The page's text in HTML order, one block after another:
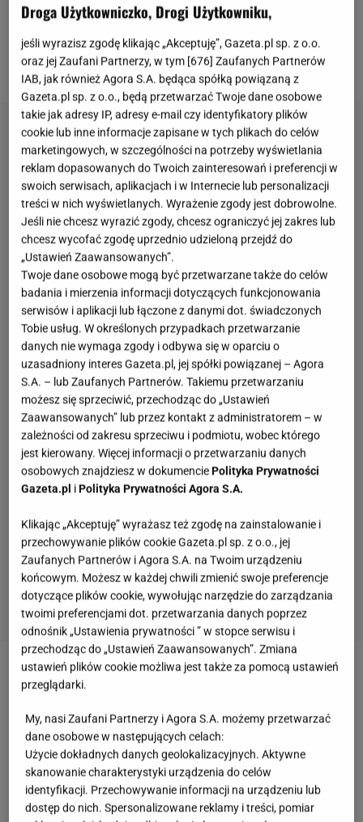
mających nietolerancję.Jak ją jeść? Jeśli szukasz
inspiracji, wypróbujprzepisnaplackizkaszy
jaglanej. Nie pożałujesz.
Zobacz wideo To nie herezja, a przepyszne kotlety.
Czy trzeba płukać kaszę jaglaną? Tak poprawisz
smak potrawy
Zanim zabierzesz się za przygotowywanieplacków
Droga Użytkowniczko, Drogi Użytkowniku,
jeśli wyrazisz zgodę klikając „Akceptuję”, Gazeta.pl sp. z o.o.
oraz jej Zaufani Partnerzy, w tym [676] Zaufanych Partnerów
IAB, jak również Agora S.A. będąca spółką powiązaną z
Gazeta.pl sp. z o.o., będą przetwarzać Twoje dane osobowe
takie jak adresy IP, adresy e-mail czy identyfikatory plików
cookie lub inne informacje zapisane w tych plikach do celów
marketingowych, w szczególności na potrzeby wyświetlania
reklam dopasowanych do Twoich zainteresowań i preferencji w
swoich serwisach, aplikacjach i w Internecie lub personalizacji
treści w nich wyświetlanych. Wyrażenie zgody jest dobrowolne.
Jeśli nie chcesz wyrazić zgody, chcesz ograniczyć jej zakres lub
chcesz wycofać zgodę uprzednio udzieloną przejdź do
„Ustawień Zaawansowanych”.
Twoje dane osobowe mogą być przetwarzane także do celów
badania i mierzenia informacji dotyczących funkcjonowania
serwisów i aplikacji lub łączone z danymi dot. świadczonych
Tobie usług. W określonych przypadkach przetwarzanie
danych nie wymaga zgody i odbywa się w oparciu o
uzasadniony interes Gazeta.pl, jej spółki powiązanej – Agora
S.A. – lub Zaufanych Partnerów. Takiemu przetwarzaniu
możesz się sprzeciwić, przechodząc do „Ustawień
Zaawansowanych” lub przez kontakt z administratorem – w
zależności od zakresu sprzeciwu i podmiotu, wobec którego
jest kierowany. Więcej informacji o przetwarzaniu danych
osobowych znajdziesz w dokumencie Polityka Prywatności
Gazeta.pl i Polityka Prywatności Agora S.A.
Klikając „Akceptuję” wyrażasz też zgodę na zainstalowanie i
przechowywanie plików cookie Gazeta.pl sp. z o.o., jej
Zaufanych Partnerów i Agora S.A. na Twoim urządzeniu
końcowym. Możesz w każdej chwili zmienić swoje preferencje
dotyczące plików cookie, wywołując narzędzie do zarządzania
twoimi preferencjami dot. przetwarzania danych poprzez
odnośnik „Ustawienia prywatności ” w stopce serwisu i
przechodząc do „Ustawień Zaawansowanych”. Zmiana
ustawień plików cookie możliwa jest także za pomocą ustawień
przeglądarki.
My, nasi Zaufani Partnerzy i Agora S.A. możemy przetwarzać
dane osobowe w następujących celach:
Użycie dokładnych danych geolokalizacyjnych. Aktywne
skanowanie charakterystyki urządzenia do celów
identyfikacji. Przechowywanie informacji na urządzeniu lub
dostęp do nich. Spersonalizowane reklamy i treści, pomiar